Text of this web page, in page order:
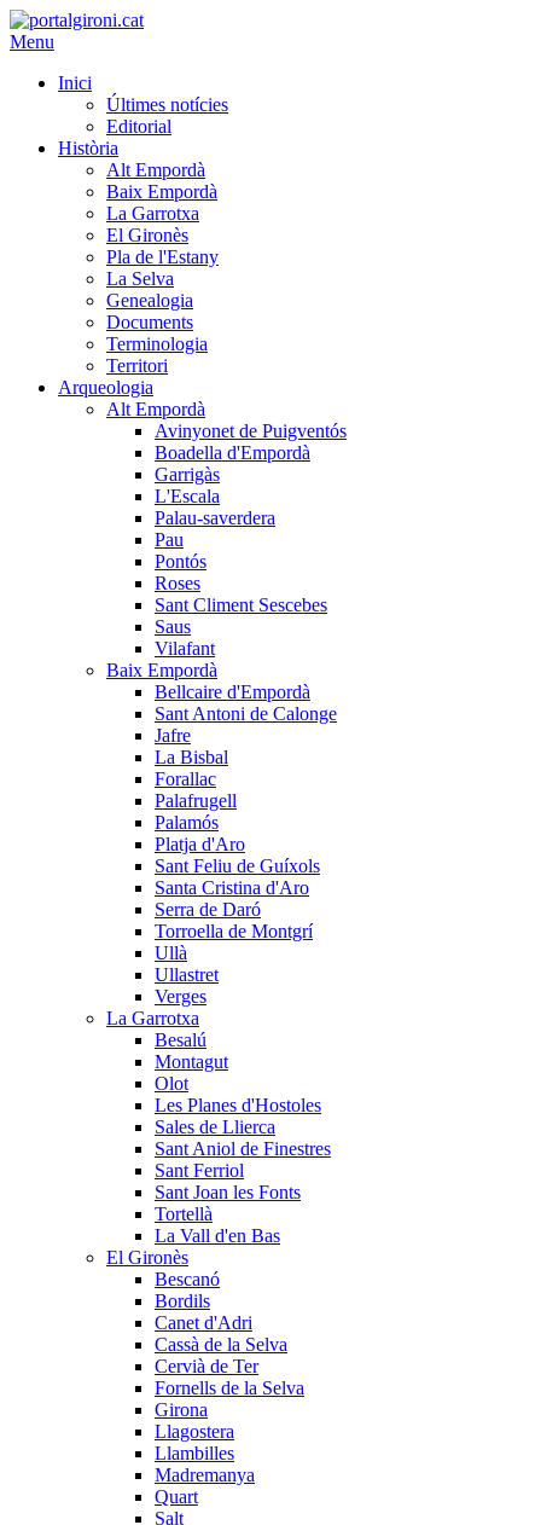
Menu
Inici
Últimes notícies
Editorial
Història
Alt Empordà
Baix Empordà
La Garrotxa
El Gironès
Pla de l'Estany
La Selva
Genealogia
Documents
Terminologia
Territori
Arqueologia
Alt Empordà
Avinyonet de Puigventós
Boadella d'Empordà
Garrigàs
L'Escala
Palau-saverdera
Pau
Pontós
Roses
Sant Climent Sescebes
Saus
Vilafant
Baix Empordà
Bellcaire d'Empordà
Sant Antoni de Calonge
Jafre
La Bisbal
Forallac
Palafrugell
Palamós
Platja d'Aro
Sant Feliu de Guíxols
Santa Cristina d'Aro
Serra de Daró
Torroella de Montgrí
Ullà
Ullastret
Verges
La Garrotxa
Besalú
Montagut
Olot
Les Planes d'Hostoles
Sales de Llierca
Sant Aniol de Finestres
Sant Ferriol
Sant Joan les Fonts
Tortellà
La Vall d'en Bas
El Gironès
Bescanó
Bordils
Canet d'Adri
Cassà de la Selva
Cervià de Ter
Fornells de la Selva
Girona
Llagostera
Llambilles
Madremanya
Quart
Salt